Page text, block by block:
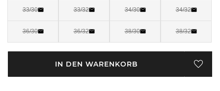
33/30 33/32 34/30 34/32
36/30 36/32 38/30 38/32
IN DEN WARENKORB